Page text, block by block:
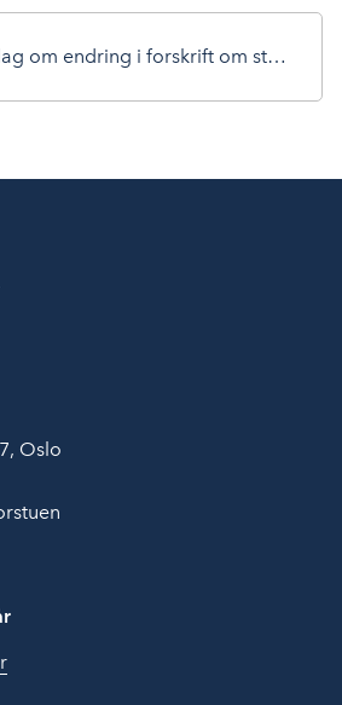
b
o
k
e
d
n
s
t260604 Forslag om endring i forskrift om stønad til dekning av utgifter til behandling hos kiropraktor.pdf
Oslo